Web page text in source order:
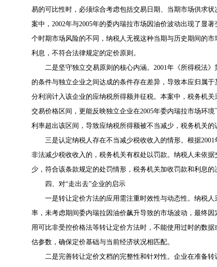
易的可比性时，必须综合考虑包括交易日期、当期市场供求
案中，2002年与2005年的委内瑞拉市场因油价波动出现了显
个时期市场风险的不同，纳税人无视这种当期与历史期间的
利息，不符合法律规定的定价原则。
二是坚守独立交易原则的核心内涵。2001年《所得税法
的条件与独立企业之间达成的条件存在差异，导致本应归属
分利润计入该企业的应纳税所得额并征税。本案中，税务机
交易价格区间，更能反映独立企业在2005年委内瑞拉市场环
利率超出该区间，导致应纳税所得额被不当减少，税务机关
三是认定纳税人存在不当减少税收收入的情形。根据
非法减少税收收入的，税务机关有权处以罚款。纳税人未依
少，符合该条款规定的处罚情形，税务机关加收罚款和利息
四、对“走出去”企业的启示
一是转让定价方法的应用需注重时效性与动态性。纳税
率，未考虑期间委内瑞拉因油价飙升导致的市场波动，最终
用可比非受控价格法等转让定价方法时，不能使用过时的数
估参数，确保定价基础与当前经济状况相匹配。
二是完善转让定价文档的完整性和针对性。企业在准备